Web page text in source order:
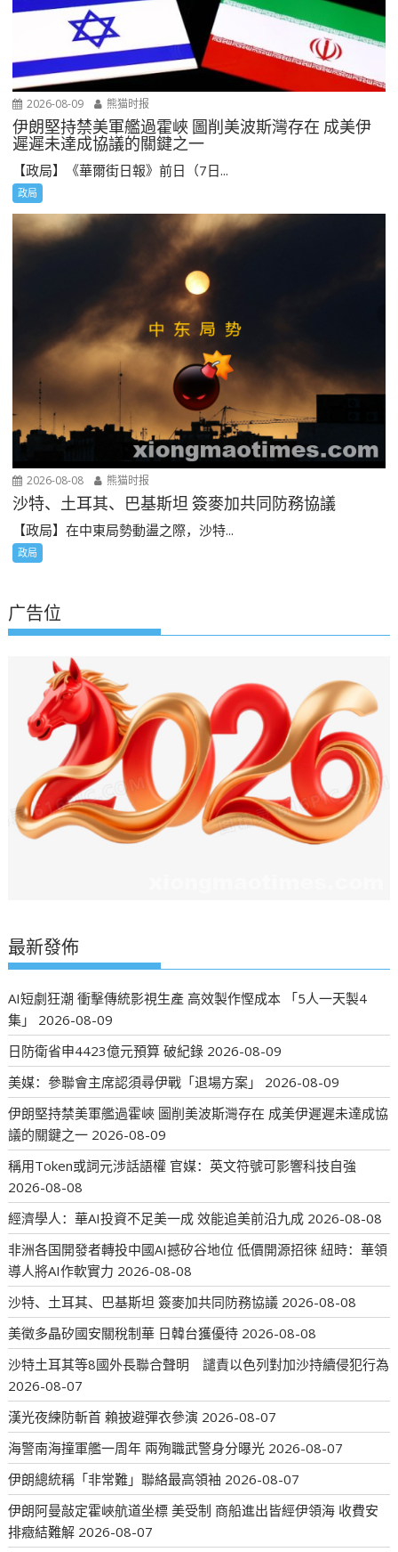
2026-08-09 熊猫时报
伊朗堅持禁美軍艦過霍峽 圖削美波斯灣存在 成美伊
遲遲未達成協議的關鍵之一
【政局】《華爾街日報》前日（7日...
政局
2026-08-08 熊猫时报
沙特、土耳其、巴基斯坦 簽麥加共同防務協議
【政局】在中東局勢動盪之際，沙特...
政局
广告位
最新發佈
AI短劇狂潮 衝擊傳統影視生產 高效製作慳成本 「5人一天製4
集」
2026-08-09
日防衛省申4423億元預算 破紀錄 2026-08-09
美媒：參聯會主席認須尋伊戰「退場方案」
2026-08-09
伊朗堅持禁美軍艦過霍峽 圖削美波斯灣存在 成美伊遲遲未達成協
議的關鍵之一 2026-08-09
稱用Token或詞元涉話語權 官媒：英文符號可影響科技自強
2026-08-08
經濟學人：華AI投資不足美一成 效能追美前沿九成 2026-08-08
非洲各国開發者轉投中國AI撼矽谷地位 低價開源招徠 紐時：華領
導人將AI作軟實力 2026-08-08
沙特、土耳其、巴基斯坦 簽麥加共同防務協議 2026-08-08
美徵多晶矽國安關稅制華 日韓台獲優待 2026-08-08
沙特土耳其等8國外長聯合聲明 譴責以色列對加沙持續侵犯行為
2026-08-07
漢光夜練防斬首 賴披避彈衣參演 2026-08-07
海警南海撞軍艦一周年 兩殉職武警身分曝光 2026-08-07
伊朗總統稱「非常難」聯絡最高領袖 2026-08-07
伊朗阿曼敲定霍峽航道坐標 美受制 商船進出皆經伊領海 收費安
排癥結難解 2026-08-07